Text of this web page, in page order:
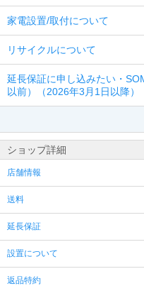
家電設置/取付について
リサイクルについて
延長保証に申し込みたい・
以前）（2026年3月1日以降）
ショップ詳細
店舗情報
送料
延長保証
設置について
返品特約